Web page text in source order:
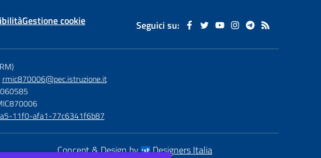
Gestione cookie Seguici su:
rmic870006@pec.istruzione.it
11f0-afa1-77c6341f6b87
Concept & Design by
Designers Italia